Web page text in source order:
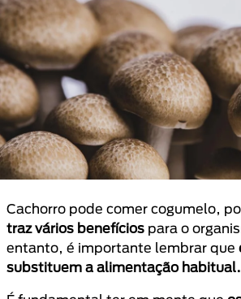
Cachorro pode comer cogumelo,
traz vários benefícios para o
entanto, é importante lembrar que
substituem a alimentação habitual.